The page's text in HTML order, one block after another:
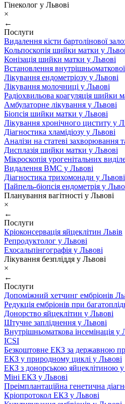
Гінеколог у Львові
×
←
Послуги
Видалення кісти бартолінової
Кольпоскопія шийки матки у
Конізація шийки матки у Львові
Встановлення внутрішньоматкової
Лікування ендометріозу у Львові
Лікування молочниці у Львові
Радіохвильова коагуляція шийки
Амбулаторне лікування у Львові
Біопсія шийки матки у Львові
Лікування хронічного циститу у
Діагностика хламідіозу у Львові
Аналізи на статеві захворювання
Дисплазія шийки матки у Львові
Мікроскопія урогенітальних
Видалення ВМС у Львові
Діагностика трихомонади у Львові
Пайпель-біопсія ендометрія у
Планування вагітності у Львові
×
←
Послуги
Кріоконсервація яйцеклітин Львів
Репродуктолог у Львові
Ехосальпінгографія у Львові
Лікування безпліддя у Львові
×
←
Послуги
Допоміжний хетчинг ембріонів
Редукція ембріонів при
Донорство яйцеклітин у Львові
Штучне запліднення у Львові
Внутрішньоматкова інсемінація у
ICSI
Безкоштовне ЕКЗ за державною
ЕКЗ у природному циклі у Львові
ЕКЗ з донорською яйцеклітиною у
Міні ЕКЗ у Львові
Преімплантаційна генетична
Кріопротокол ЕКЗ у Львові